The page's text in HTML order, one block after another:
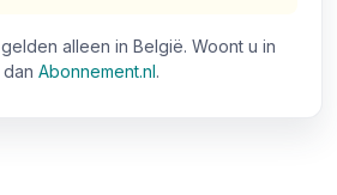
alleen in België. Woont u in
Abonnement.nl.